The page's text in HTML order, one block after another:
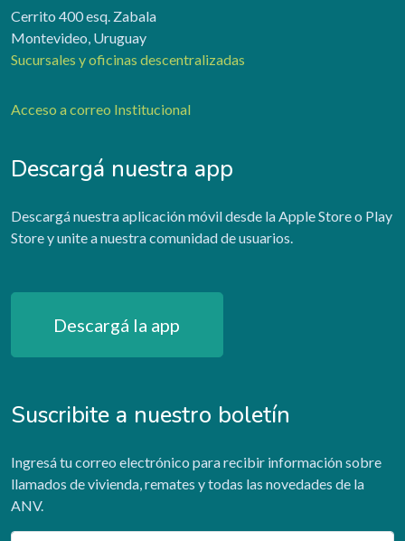
Cerrito 400 esq. Zabala
Montevideo, Uruguay
Sucursales y oficinas descentralizadas
Acceso a correo Institucional
Descargá nuestra app
Descargá nuestra aplicación móvil desde la Apple Store o Play
Store y unite a nuestra comunidad de usuarios.
Descargá la app
Suscribite a nuestro boletín
Ingresá tu correo electrónico para recibir información sobre
llamados de vivienda, remates y todas las novedades de la
ANV.